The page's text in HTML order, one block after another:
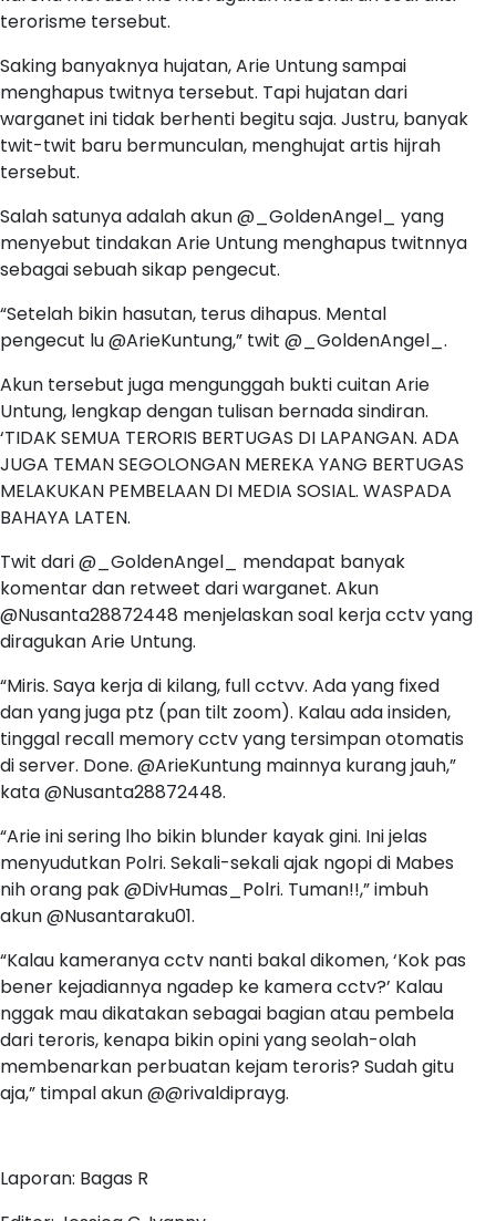
terorisme tersebut.
Saking banyaknya hujatan, Arie Untung sampai
menghapus twitnya tersebut. Tapi hujatan dari
warganet ini tidak berhenti begitu saja. Justru, banyak
twit-twit baru bermunculan, menghujat artis hijrah
tersebut.
Salah satunya adalah akun @_GoldenAngel_ yang
menyebut tindakan Arie Untung menghapus twitnnya
sebagai sebuah sikap pengecut.
“Setelah bikin hasutan, terus dihapus. Mental
pengecut lu @ArieKuntung,” twit @_GoldenAngel_.
Akun tersebut juga mengunggah bukti cuitan Arie
Untung, lengkap dengan tulisan bernada sindiran.
‘TIDAK SEMUA TERORIS BERTUGAS DI LAPANGAN. ADA
JUGA TEMAN SEGOLONGAN MEREKA YANG BERTUGAS
MELAKUKAN PEMBELAAN DI MEDIA SOSIAL. WASPADA
BAHAYA LATEN.
Twit dari @_GoldenAngel_ mendapat banyak
komentar dan retweet dari warganet. Akun
@Nusanta28872448 menjelaskan soal kerja cctv yang
diragukan Arie Untung.
“Miris. Saya kerja di kilang, full cctvv. Ada yang fixed
dan yang juga ptz (pan tilt zoom). Kalau ada insiden,
tinggal recall memory cctv yang tersimpan otomatis
di server. Done. @ArieKuntung mainnya kurang jauh,”
kata @Nusanta28872448.
“Arie ini sering lho bikin blunder kayak gini. Ini jelas
menyudutkan Polri. Sekali-sekali ajak ngopi di Mabes
nih orang pak @DivHumas_Polri. Tuman!!,” imbuh
akun @Nusantaraku01.
“Kalau kameranya cctv nanti bakal dikomen, ‘Kok pas
bener kejadiannya ngadep ke kamera cctv?’ Kalau
nggak mau dikatakan sebagai bagian atau pembela
dari teroris, kenapa bikin opini yang seolah-olah
membenarkan perbuatan kejam teroris? Sudah gitu
aja,” timpal akun @@rivaldiprayg.
Laporan: Bagas R